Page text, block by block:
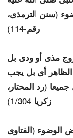
(سنن الترمذى،
رقم-114)
مذى أو ودى بل
الظاهر أى بل يجب
(رد المحتار،
زكريا-1/304)
الوضوء (الفتاوى